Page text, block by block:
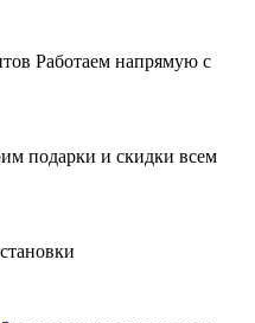
Работаем напрямую с
подарки и скидки всем